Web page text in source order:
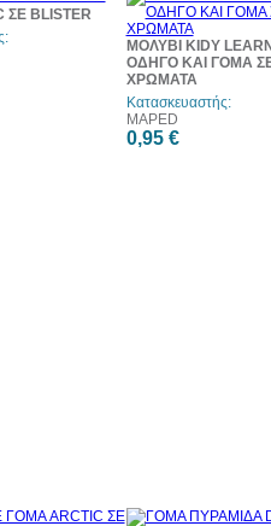
ΣΕ BLISTER
ΜΟΛΥΒΙ KIDY
ΟΔΗΓΟ ΚΑΙ ΓΟΜΑ
ΧΡΩΜΑΤΑ
Κατασκευαστής:
MAPED
0,95 €